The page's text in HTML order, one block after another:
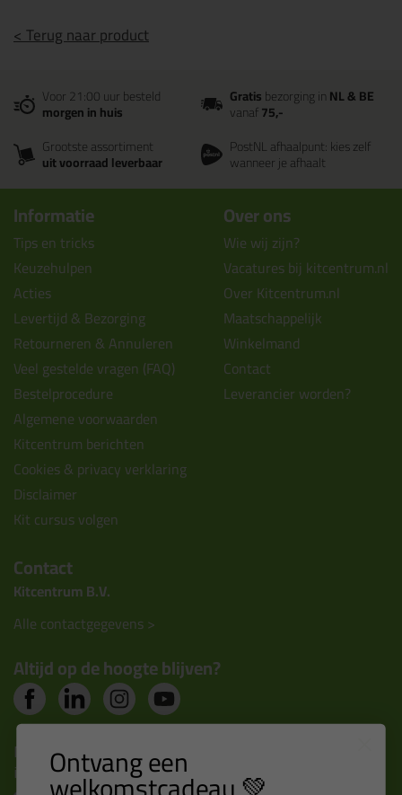
< Terug naar product
Voor 21:00 uur besteld
morgen in huis
Gratisbezorging inNL & BE
vanaf75,-
Grootste assortiment
uit voorraad leverbaar
PostNL afhaalpunt: kies zelf
wanneer je afhaalt
Informatie
Tips en tricks
Keuzehulpen
Acties
Levertijd & Bezorging
Retourneren & Annuleren
Veel gestelde vragen (FAQ)
Bestelprocedure
Algemene voorwaarden
Kitcentrum berichten
Cookies & privacy verklaring
Disclaimer
Kit cursus volgen
Over ons
Wie wij zijn?
Vacatures bij kitcentrum.nl
Over Kitcentrum.nl
Maatschappelijk
Winkelmand
Contact
Leverancier worden?
Contact
Kitcentrum B.V.
Alle contactgegevens >
Altijd op de hoogte blijven?
Nieuws, tips en exclusieve deals rechtstreeks in je
inbox Ontvang een